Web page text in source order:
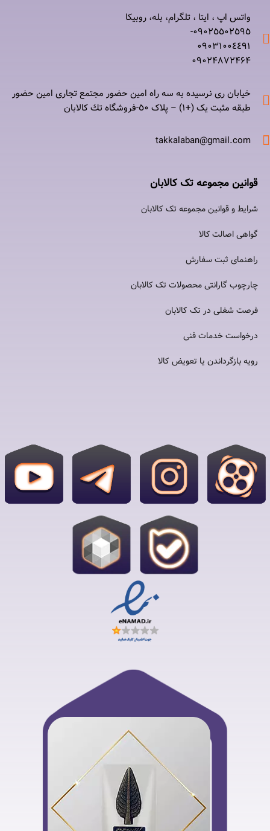
واتس اپ ، ایتا ، تلگرام، بله، روبیکا
۰٩٠٢٥٥٠٢٥٩٥-
۰٩٠٣١٠٠٤٤٩١
۰٩٠٢۴۸۷٢۴۶۴
خیابان ری نرسيده به سه راه امين حضور مجتمع تجاری امين حضور
طبقه مثبت یک (+۱) – پلاک ٥٠-فروشگاه تك كالابان
takkalaban@gmail.com
قوانین مجموعه تک کالابان
شرایط و قوانین مجموعه تک کالابان
گواهی اصالت كالا
راهنمای ثبت سفارش
چارچوب گارانتی محصولات تک کالابان
فرصت شغلی در تک کالابان
درخواست خدمات فنی
رویه بازگرداندن یا تعویض کالا